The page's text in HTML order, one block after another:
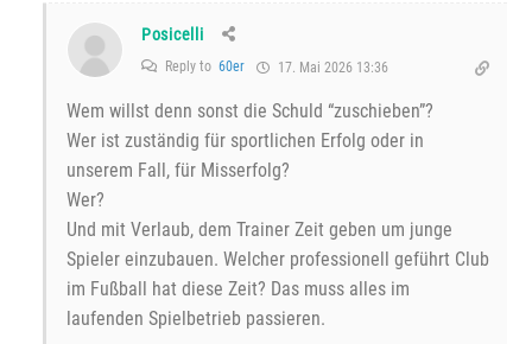
Posicelli
Reply to 60er 17. Mai 2026 13:36
Wem willst denn sonst die Schuld “zuschieben”?
Wer ist zuständig für sportlichen Erfolg oder in
unserem Fall, für Misserfolg?
Wer?
Und mit Verlaub, dem Trainer Zeit geben um junge
Spieler einzubauen. Welcher professionell geführt Club
im Fußball hat diese Zeit? Das muss alles im
laufenden Spielbetrieb passieren.